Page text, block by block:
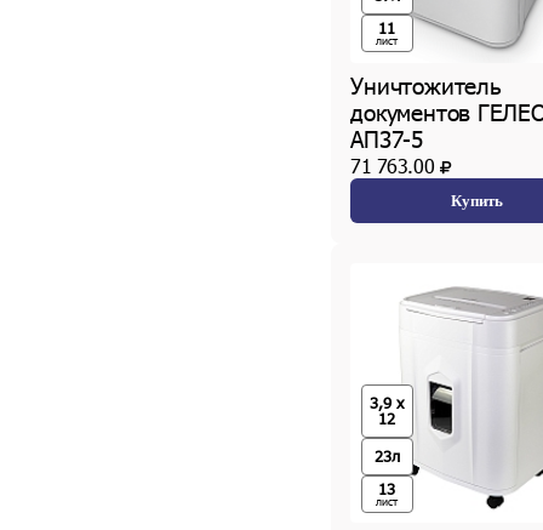
11
лист
Уничтожитель
документов
АП37-5
71 763.00
Купить
3,9 x
12
23л
13
лист